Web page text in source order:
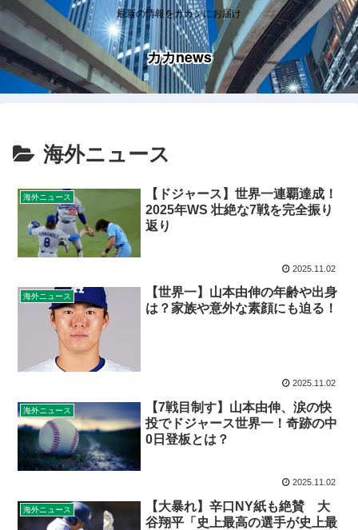
最新の情報をカカンにお届け
カカnews
海外ニュース
海外ニュース
【ドジャース】世界一連覇達成！
2025年WS 壮絶な7戦を完全振り
返り
2025.11.02
海外ニュース
【世界一】山本由伸の年齢や出身
は？家族や意外な素顔にも迫る！
2025.11.02
海外ニュース
【7戦目制す】山本由伸、涙の快
投でドジャース世界一！奇跡の中
0日登板とは？
2025.11.02
海外ニュース
【大暴れ】辛口NY紙も絶賛 大
谷翔平「史上最高の選手が史上最